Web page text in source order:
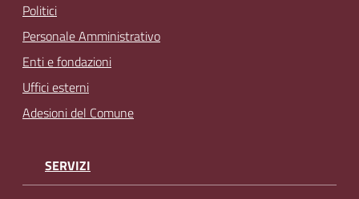
Politici
Personale Amministrativo
Enti e fondazioni
Uffici esterni
Adesioni del Comune
SERVIZI